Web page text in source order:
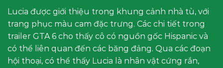
Lucia được giới thiệu trong khung cảnh nhà tù, với
trang phục màu cam đặc trưng. Các chi tiết trong
trailer GTA 6 cho thấy cô có nguồn gốc Hispanic và
có thể liên quan đến các băng đảng. Qua các đoạn
hội thoại, có thể thấy Lucia là nhân vật cứng rắn,